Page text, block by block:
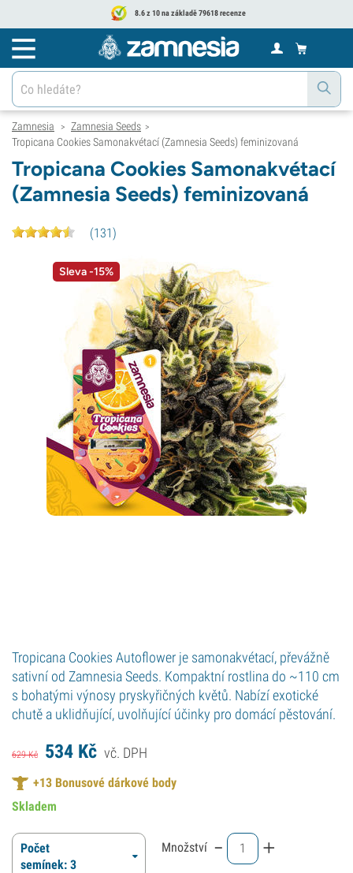
8.6 z 10 na základě 79618 recenze
Zamnesia > Zamnesia Seeds >
Tropicana Cookies Samonakvétací (Zamnesia Seeds) feminizovaná
Tropicana Cookies Samonakvétací
(Zamnesia Seeds) feminizovaná
(131)
Sleva -15%
Tropicana Cookies Autoflower je samonakvétací, převážně
sativní od Zamnesia Seeds. Kompaktní rostlina do ~110 cm
s bohatými výnosy pryskyřičných květů. Nabízí exotické
chutě a uklidňující, uvolňující účinky pro domácí pěstování.
629Kč 534 Kč vč. DPH
+13 Bonusové dárkové body
Skladem
Počet
semínek: 3
Množství - +